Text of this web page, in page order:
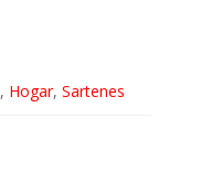
, Hogar, Sartenes